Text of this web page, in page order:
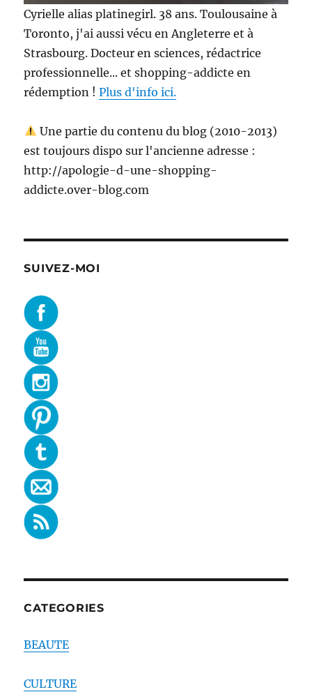
Cyrielle alias platinegirl. 38 ans. Toulousaine à
Toronto, j'ai aussi vécu en Angleterre et à
Strasbourg. Docteur en sciences, rédactrice
professionnelle... et shopping-addicte en
rédemption !Plus d'info ici.
Une partie du contenu du blog (2010-2013)
est toujours dispo sur l'ancienne adresse :
http://apologie-d-une-shopping-
addicte.over-blog.com
SUIVEZ-MOI
CATEGORIES
BEAUTE
CULTURE